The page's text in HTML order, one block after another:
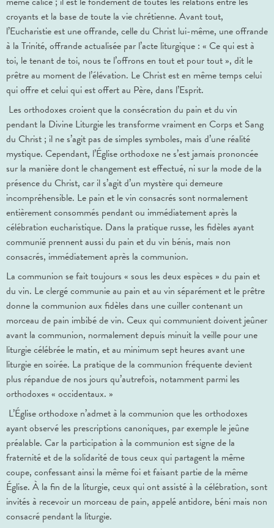
croyants et la base de toute la vie chrétienne. Avant tout,
l’Eucharistie est une offrande, celle du Christ lui-même, une offrande
à la Trinité, offrande actualisée par l’acte liturgique : « Ce qui est à
toi, le tenant de toi, nous te l’offrons en tout et pour tout », dit le
prêtre au moment de l’élévation. Le Christ est en même temps celui
qui offre et celui qui est offert au Père, dans l’Esprit.
Les orthodoxes croient que la consécration du pain et du vin
pendant la Divine Liturgie les transforme vraiment en Corps et Sang
du Christ ; il ne s’agit pas de simples symboles, mais d’une réalité
mystique. Cependant, l’Église orthodoxe ne s’est jamais prononcée
sur la manière dont le changement est effectué, ni sur la mode de la
présence du Christ, car il s’agit d’un mystère qui demeure
incompréhensible. Le pain et le vin consacrés sont normalement
entièrement consommés pendant ou immédiatement après la
célébration eucharistique. Dans la pratique russe, les fidèles ayant
communié prennent aussi du pain et du vin bénis, mais non
consacrés, immédiatement après la communion.
La communion se fait toujours « sous les deux espèces » du pain et
du vin. Le clergé communie au pain et au vin séparément et le prêtre
donne la communion aux fidèles dans une cuiller contenant un
morceau de pain imbibé de vin. Ceux qui communient doivent jeûner
avant la communion, normalement depuis minuit la veille pour une
liturgie célébrée le matin, et au minimum sept heures avant une
liturgie en soirée. La pratique de la communion fréquente devient
plus répandue de nos jours qu’autrefois, notamment parmi les
orthodoxes « occidentaux. »
L’Église orthodoxe n’admet à la communion que les orthodoxes
ayant observé les prescriptions canoniques, par exemple le jeûne
préalable. Car la participation à la communion est signe de la
fraternité et de la solidarité de tous ceux qui partagent la même
coupe, confessant ainsi la même foi et faisant partie de la même
Église. À la fin de la liturgie, ceux qui ont assisté à la célébration, sont
invités à recevoir un morceau de pain, appelé antidore, béni mais non
consacré pendant la liturgie.